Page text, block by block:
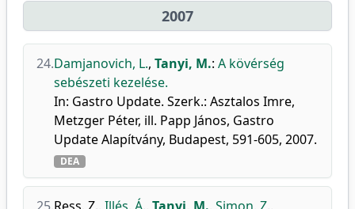
2007
24.Damjanovich, L., Tanyi, M.: A kövérség
sebészeti kezelése.
In: Gastro Update. Szerk.: Asztalos Imre,
Metzger Péter, ill. Papp János, Gastro
Update Alapítvány, Budapest, 591-605, 2007.
DEA